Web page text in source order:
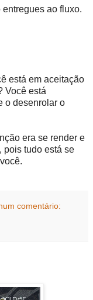
ao fluxo.
está em aceitação
Você está
o desenrolar o
era se render e
pois tudo está se
comentário: